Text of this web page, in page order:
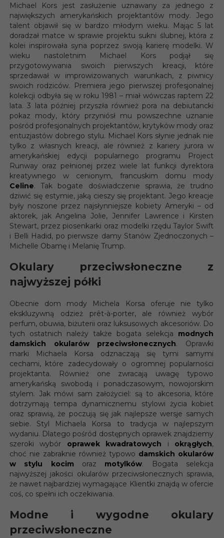
Michael Kors jest zasłużenie uznawany za jednego z
największych amerykańskich projektantów mody. Jego
talent objawił się w bardzo młodym wieku. Mając 5 lat
doradzał matce w sprawie projektu sukni ślubnej, która z
kolei inspirowała syna poprzez swoją karierę modelki. W
wieku nastoletnim Michael Kors podjął się
przygotowywania swoich pierwszych kreacji, które
sprzedawał w improwizowanych warunkach, z piwnicy
swoich rodziców. Premiera jego pierwszej profesjonalnej
kolekcji odbyła się w roku 1981 – miał wówczas raptem 22
lata. 3 lata później przyszła również pora na debiutancki
pokaz mody, który przyniósł mu powszechne uznanie
pośród profesjonalnych projektantów, krytyków mody oraz
entuzjastów dobrego stylu. Michael Kors słynie jednak nie
tylko z własnych kreacji, ale również z kariery jurora w
amerykańskiej edycji popularnego programu Project
Runway oraz pełnionej przez wiele lat funkcji dyrektora
kreatywnego w cenionym, francuskim domu mody
Celine. Tak bogate doświadczenie sprawia, że trudno
dziwić się estymie, jaką cieszy się projektant. Jego kreacje
były noszone przez najsłynniejsze kobiety Ameryki – od
aktorek, jak Angelina Jolie, Jennifer Lawrence i Kirsten
Stewart, przez piosenkarki oraz modelki rzędu Taylor Swift
i Belli Hadid, po pierwsze damy Stanów Zjednoczonych –
Michelle Obamę i Melanię Trump.
Okulary przeciwsłoneczne z
najwyższej półki
Obecnie dom mody Michela Korsa oferuje nie tylko
ekskluzywną odzież prêt-à-porter, ale również wybór
perfum, obuwia, biżuterii oraz luksusowych akcesoriów. Do
tych ostatnich należy także bogata selekcja modnych
damskich okularów przeciwsłonecznych. Oprawki
marki Michaela Korsa odznaczają się tymi samymi
cechami, które zadecydowały o ogromnej popularności
projektanta. Również one zwracają uwagę typowo
amerykańską swobodą i ponadczasowym, nowojorskim
stylem. Jak mówi sam założyciel: są to akcesoria, które
dotrzymają tempa dynamicznemu stylowi życia kobiet
oraz sprawią, że poczują się jak najlepsze wersje samych
siebie. Styl Michaela Korsa to tradycja w najlepszym
wydaniu. Dlatego pośród dostępnych oprawek znajdziemy
szeroki wybór oprawek kwadratowych i okrągłych,
choć nie zabraknie również typowo damskich okularów
w stylu kocim oraz motylków. Bogata selekcja
najwyższej jakości okularów przeciwsłonecznych sprawia,
że nawet najbardziej wymagające Klientki znajdą w ofercie
coś, co spełni ich oczekiwania.
Modne i wygodne okulary
przeciwsłoneczne